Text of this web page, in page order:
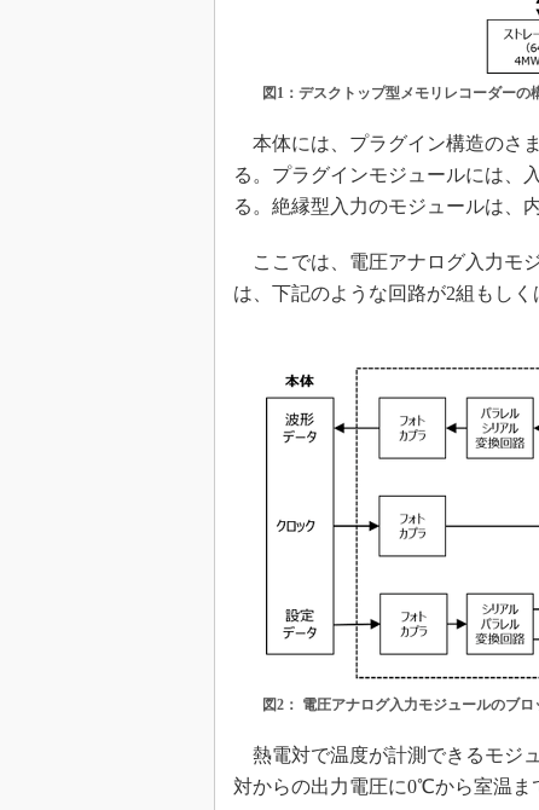
図1：デスクトップ型メモリレコーダーの
本体には、プラグイン構造のさ
る。プラグインモジュールには、
る。絶縁型入力のモジュールは、
ここでは、電圧アナログ入力モ
は、下記のような回路が2組もしく
図2： 電圧アナログ入力モジュールのブロ
熱電対で温度が計測できるモジ
対からの出力電圧に0℃から室温ま